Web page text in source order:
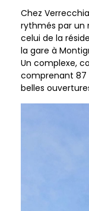
Chez
rythmés par un
celui de la
la gare à
Un complexe,
comprenant 87
belles